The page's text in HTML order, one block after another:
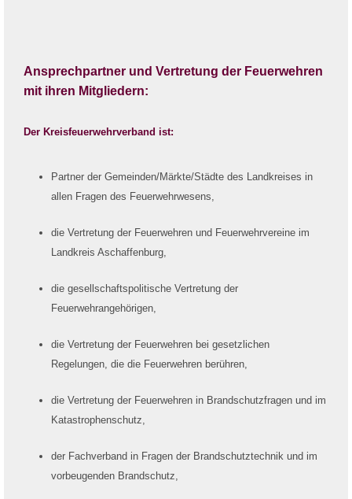
Ansprechpartner und Vertretung der Feuerwehren
mit ihren Mitgliedern:
Der Kreisfeuerwehrverband ist:
Partner der Gemeinden/Märkte/Städte des Landkreises in
allen Fragen des Feuerwehrwesens,
die Vertretung der Feuerwehren und Feuerwehrvereine im
Landkreis Aschaffenburg,
die gesellschaftspolitische Vertretung der
Feuerwehrangehörigen,
die Vertretung der Feuerwehren bei gesetzlichen
Regelungen, die die Feuerwehren berühren,
die Vertretung der Feuerwehren in Brandschutzfragen und im
Katastrophenschutz,
der Fachverband in Fragen der Brandschutztechnik und im
vorbeugenden Brandschutz,